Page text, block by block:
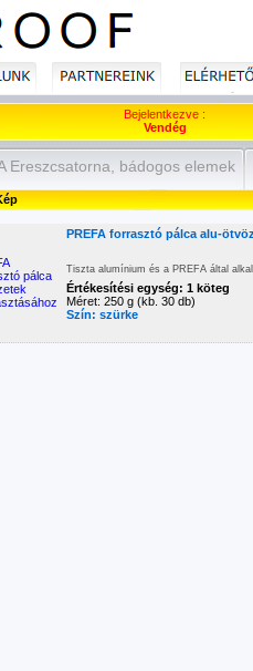
Bejelentkezve :
Vendég
Ereszcsatorna, bádogos elemek
PREFA forrasztó pálca alu-
Tiszta alumínium és a PREFA által
Értékesítési egység: 1 köteg
Méret: 250 g (kb. 30 db)
Szín: szürke